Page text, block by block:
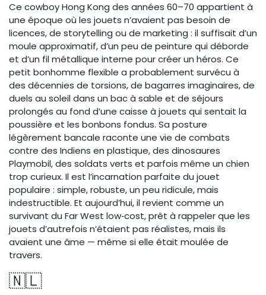
Ce cowboy Hong Kong des années 60–70 appartient à
une époque où les jouets n’avaient pas besoin de
licences, de storytelling ou de marketing : il suffisait d’un
moule approximatif, d’un peu de peinture qui déborde
et d’un fil métallique interne pour créer un héros. Ce
petit bonhomme flexible a probablement survécu à
des décennies de torsions, de bagarres imaginaires, de
duels au soleil dans un bac à sable et de séjours
prolongés au fond d’une caisse à jouets qui sentait la
poussière et les bonbons fondus. Sa posture
légèrement bancale raconte une vie de combats
contre des Indiens en plastique, des dinosaures
Playmobil, des soldats verts et parfois même un chien
trop curieux. Il est l’incarnation parfaite du jouet
populaire : simple, robuste, un peu ridicule, mais
indestructible. Et aujourd’hui, il revient comme un
survivant du Far West low‑cost, prêt à rappeler que les
jouets d’autrefois n’étaient pas réalistes, mais ils
avaient une âme — même si elle était moulée de
travers.
🇳🇱